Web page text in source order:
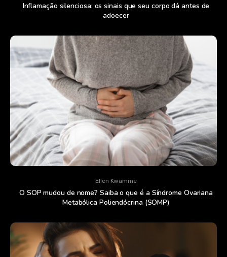
Inflamação silenciosa: os sinais que seu corpo dá antes de
adoecer
Ellen Kwamme
O SOP mudou de nome? Saiba o que é a Síndrome Ovariana
Metabólica Poliendócrina (SOMP)